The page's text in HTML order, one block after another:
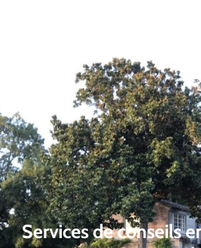
Services de conseils